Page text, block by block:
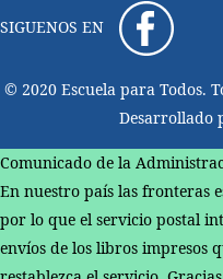
SIGUENOS EN
© 2020 Escuela para Todos.
Desarrollado
Comunicado de la
En nuestro país las fronteras
por lo que el servicio postal
envíos de los libros impresos